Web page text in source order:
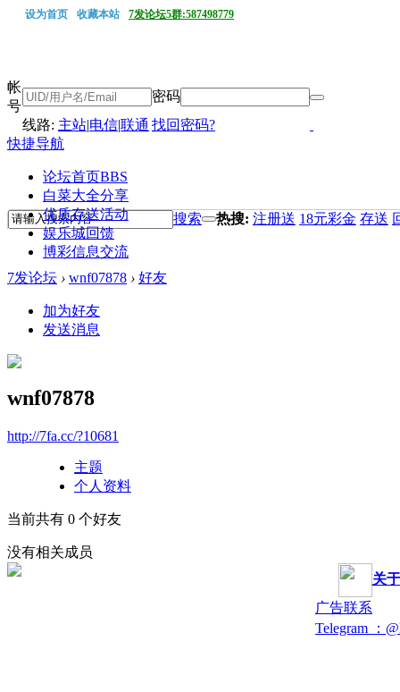
设为首页 收藏本站 7发论坛5群:587498779
帐
号
密码
线路: 主站|电信|联通 找回密码?
快捷导航
论坛首页BBS
白菜大全分享
优质存送活动
娱乐城回馈
博彩信息交流
搜索 热搜: 注册送 18元彩金 存送
7发论坛 › wnf07878 › 好友
加为好友
发送消息
wnf07878
http://7fa.cc/?10681
主题
个人资料
当前共有 0 个好友
没有相关成员
关
广告联系
Telegram ：